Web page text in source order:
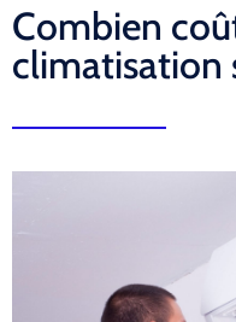
Combien
climatisation